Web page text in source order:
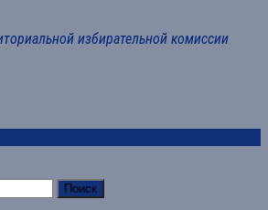
избирательной комиссии